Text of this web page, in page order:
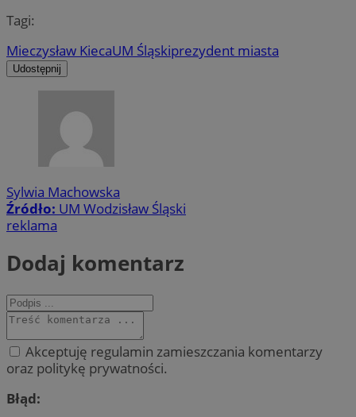
Tagi:
Mieczysław KiecaUM Śląskiprezydent miasta
Udostępnij
Sylwia Machowska
Źródło: UM Wodzisław Śląski
reklama
Dodaj komentarz
Akceptuję regulamin zamieszczania komentarzy
oraz politykę prywatności.
Błąd: